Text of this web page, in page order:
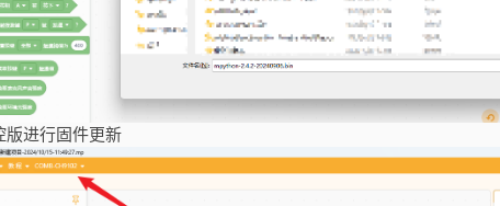
版进行固件更新